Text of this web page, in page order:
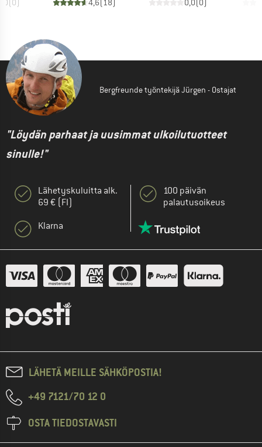
(0)
4,6(18) 0,0(0)
Bergfreunde työntekijä Jürgen - Ostajat
"Löydän parhaat ja uusimmat ulkoilutuotteet
sinulle!"
Lähetyskuluitta alk.
69 € (FI)
Klarna
100 päivän
palautusoikeus
LÄHETÄ MEILLE SÄHKÖPOSTIA!
+49 7121/70 12 0
OSTA TIEDOSTAVASTI